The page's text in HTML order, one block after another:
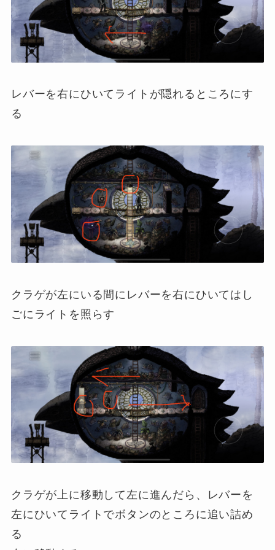
レバーを右にひいてライトが隠れるところにす
る
クラゲが左にいる間にレバーを右にひいてはし
ごにライトを照らす
クラゲが上に移動して左に進んだら、レバーを
左にひいてライトでボタンのところに追い詰め
る